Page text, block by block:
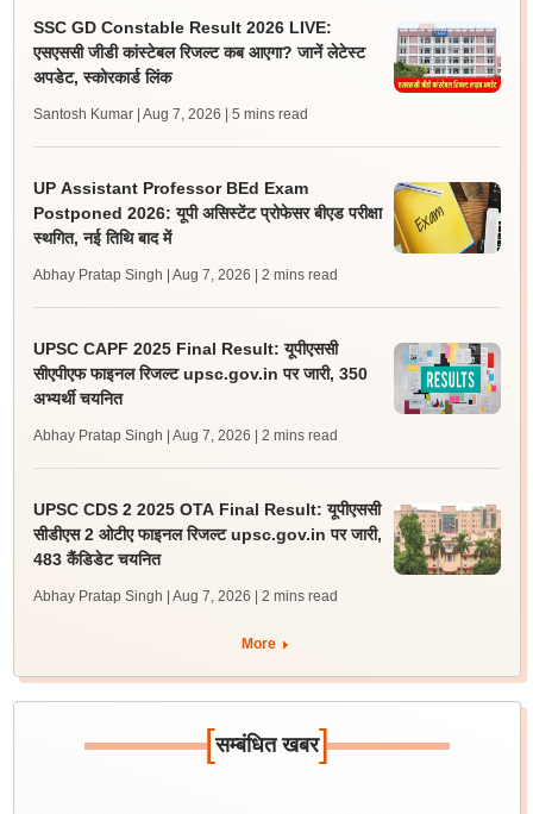
SSC GD Constable Result 2026 LIVE:
एसएससी जीडी कांस्टेबल रिजल्ट कब आएगा? जानें लेटेस्ट
अपडेट, स्कोरकार्ड लिंक
Santosh Kumar | Aug 7, 2026 | 5 mins read
UP Assistant Professor BEd Exam
Postponed 2026: यूपी असिस्टेंट प्रोफेसर बीएड परीक्षा
स्थगित, नई तिथि बाद में
Abhay Pratap Singh | Aug 7, 2026 | 2 mins read
UPSC CAPF 2025 Final Result: यूपीएससी
सीएपीएफ फाइनल रिजल्ट upsc.gov.in पर जारी, 350
अभ्यर्थी चयनित
Abhay Pratap Singh | Aug 7, 2026 | 2 mins read
UPSC CDS 2 2025 OTA Final Result: यूपीएससी
सीडीएस 2 ओटीए फाइनल रिजल्ट upsc.gov.in पर जारी,
483 कैंडिडेट चयनित
Abhay Pratap Singh | Aug 7, 2026 | 2 mins read
More
[सम्बंधित खबर]